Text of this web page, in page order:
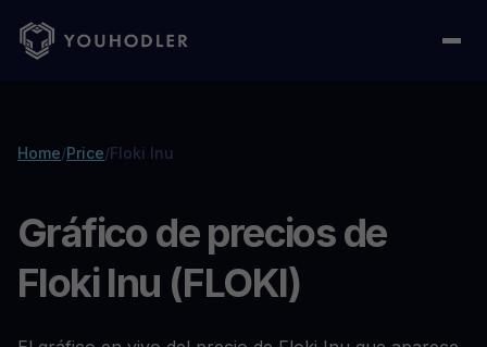
Home/Price/Floki Inu
Gráfico de precios de
Floki Inu (FLOKI)